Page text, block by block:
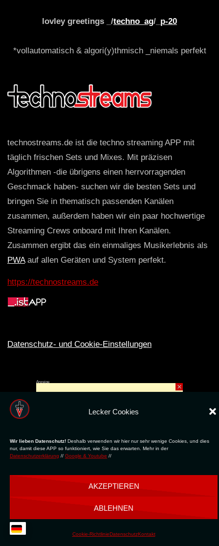
Lecker Cookies
Wir lieben Datenschutz! Deshalb verwenden wir hier nur sehr wenige Cookies, und dies
nur, damit diese APP so funktioniert, wie Sie das erwarten. Mehr in der
Datenschutzerklärung // Google & Youtube //
AKZEPTIEREN
ABLEHNEN
Cookie-RichtlinieDatenschutzKontakt
lovley greetings _/techno_ag/_ p-20
*vollautomatisch & algori(y)thmisch _niemals perfekt
technostreams.de ist die techno streaming APP mit
täglich frischen Sets und Mixes. Mit präzisen
Algorithmen -die übrigens einen herrvorragenden
Geschmack haben- suchen wir die besten Sets und
bringen Sie in thematisch passenden Kanälen
zusammen, außerdem haben wir ein paar hochwertige
Streaming Crews onboard mit Ihren Kanälen.
Zusammen ergibt das ein einmaliges Musikerlebnis als
PWAauf allen Geräten und System perfekt.
https://technostreams.de
Datenschutz- und Cookie-Einstellungen
Anzeige
×